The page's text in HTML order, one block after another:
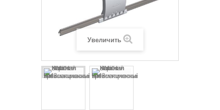
Увеличить